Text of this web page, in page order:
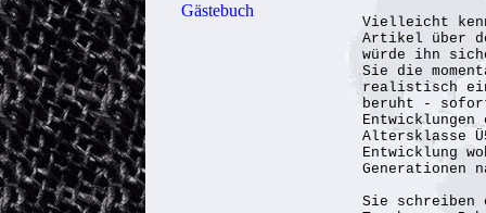
Gästebuch
Vielleicht
Artikel über
würde ihn
Sie die
realistisch
beruht - sofort
Altersklasse
Entwicklung
Generationen
Sie